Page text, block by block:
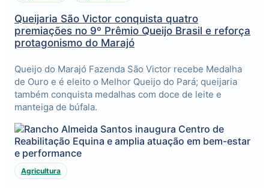
Queijaria São Victor conquista quatro
premiações no 9º Prêmio Queijo Brasil e reforça
protagonismo do Marajó
Queijo do Marajó Fazenda São Victor recebe Medalha
de Ouro e é eleito o Melhor Queijo do Pará; queijaria
também conquista medalhas com doce de leite e
manteiga de búfala.
Agricultura